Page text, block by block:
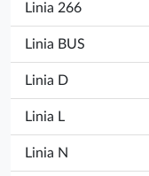
Linia 266
Linia BUS
Linia D
Linia L
Linia N